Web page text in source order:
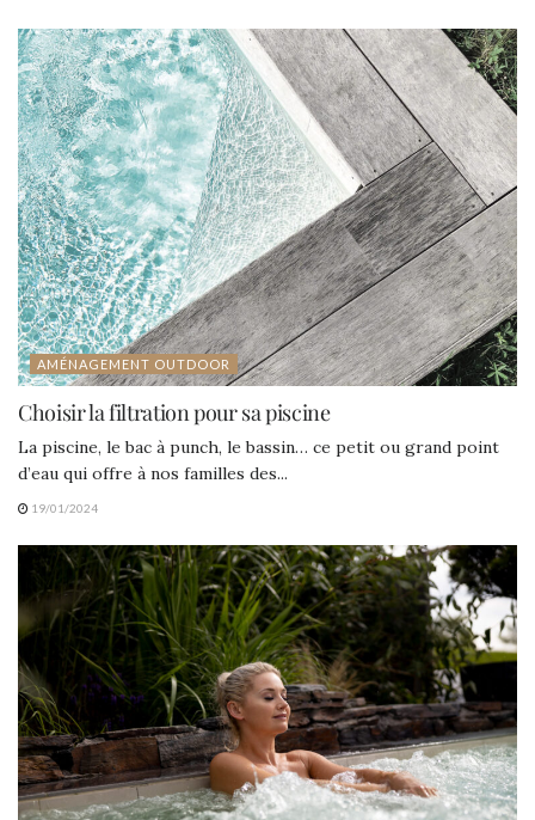
AMÉNAGEMENT OUTDOOR
Choisir la filtration pour sa piscine
La piscine, le bac à punch, le bassin… ce petit ou grand point
d’eau qui offre à nos familles des...
19/01/2024